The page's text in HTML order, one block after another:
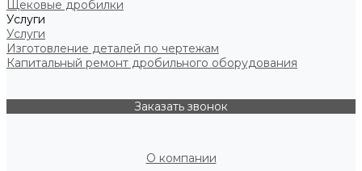
Щековые дробилки
Услуги
Услуги
Изготовление деталей по чертежам
Капитальный ремонт дробильного оборудования
Заказать звонок
О компании